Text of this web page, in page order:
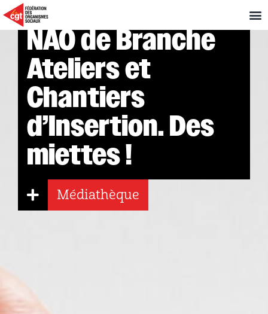
NAO de Branche
Ateliers et
Chantiers
d’Insertion. Des
miettes !
Médiathèque